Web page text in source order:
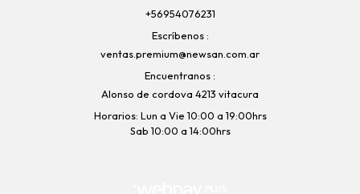
+56954076231
Escríbenos
ventas.premium@newsan.com.ar
Encuentranos
Alonso de cordova 4213 vitacura
Horarios: Lun a Vie 10:00 a 19:00hrs
Sab 10:00 a 14:00hrs